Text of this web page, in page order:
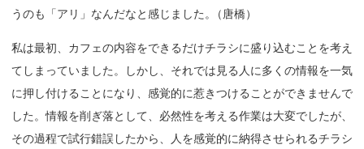
うのも「アリ」なんだなと感じました 。 （唐橋）
私は最初、カフェの内容をできるだけチラシに盛り込むことを考え
てしまっていました。しかし、それでは見る人に多くの情報を一気
に押し付けることになり、感覚的に惹きつけることができませんで
した。情報を削ぎ落として、必然性を考える作業は大変でしたが、
その過程で試行錯誤したから、人を感覚的に納得させられるチラシ